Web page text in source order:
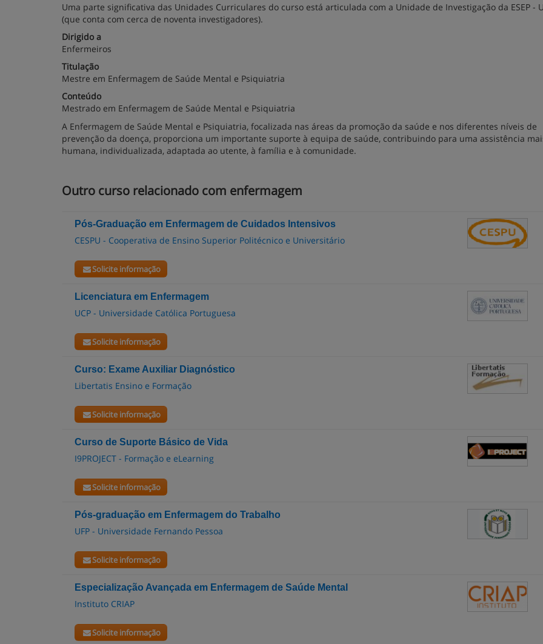
Uma parte significativa das Unidades Curriculares do curso está articulada com a Unidade de Investigação da ESEP -
(que conta com cerca de noventa investigadores).
Dirigido a
Enfermeiros
Titulação
Mestre em Enfermagem de Saúde Mental e Psiquiatria
Conteúdo
Mestrado em Enfermagem de Saúde Mental e Psiquiatria
A Enfermagem de Saúde Mental e Psiquiatria, focalizada nas áreas da promoção da saúde e nos diferentes níveis de
prevenção da doença, proporciona um importante suporte à equipa de saúde, contribuindo para uma assistência
humana, individualizada, adaptada ao utente, à família e à comunidade.
Outro curso relacionado com enfermagem
Pós-Graduação em Enfermagem de Cuidados Intensivos
CESPU - Cooperativa de Ensino Superior Politécnico e Universitário
Solicite informação
Licenciatura em Enfermagem
UCP - Universidade Católica Portuguesa
Solicite informação
Curso: Exame Auxiliar Diagnóstico
Libertatis Ensino e Formação
Solicite informação
Curso de Suporte Básico de Vida
I9PROJECT - Formação e eLearning
Solicite informação
Pós-graduação em Enfermagem do Trabalho
UFP - Universidade Fernando Pessoa
Solicite informação
Especialização Avançada em Enfermagem de Saúde Mental
Instituto CRIAP
Solicite informação